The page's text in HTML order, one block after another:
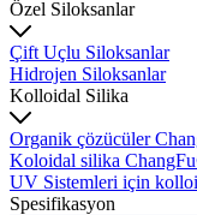
Özel Siloksanlar
Çift Uçlu Siloksanlar
Hidrojen Siloksanlar
Kolloidal Silika
Organik çözücüler
Koloidal silika
UV Sistemleri için
Spesifikasyon